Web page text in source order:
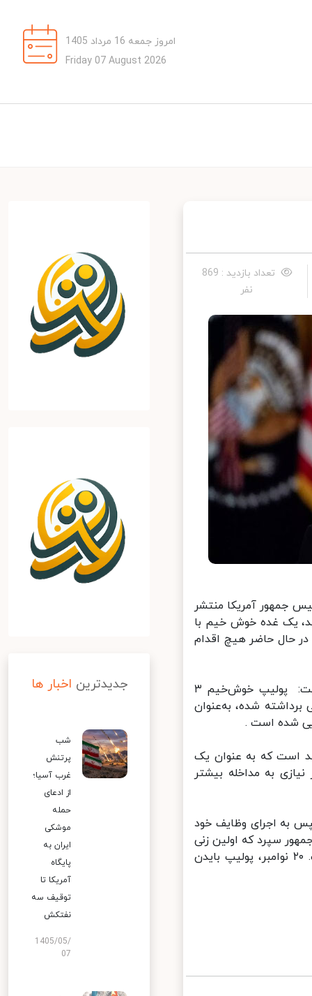
امروز جمعه 16 مرداد 1405
Friday 07 August 2026
تعداد بازدید : 869
نفر
جمهور آمریکا منتشر
یک غده خوش خیم با
حال حاضر هیچ اقدام
در بیانیه کاخ سفید که با اجازه خود رئیس جمهور منتشر شده، آمده است: پولیپ خوش‌خیم ۳
شده، به‌عنوان
است که به عنوان یک
به مداخله بیشتر
به اجرای وظایف خود
سپرد که اولین زنی
در تاریخ ایالات متحده بوده که وظایف ریاست جمهوری را بر عهده گرفت. ۲۰ نوامبر، پولیپ بایدن
جدیدترین اخبار ها
شب
پرتنش
غرب آسیا؛
از ادعای
حمله
موشکی
ایران به
پایگاه
آمریکا تا
توقیف سه
نفتکش
1405/05/
07